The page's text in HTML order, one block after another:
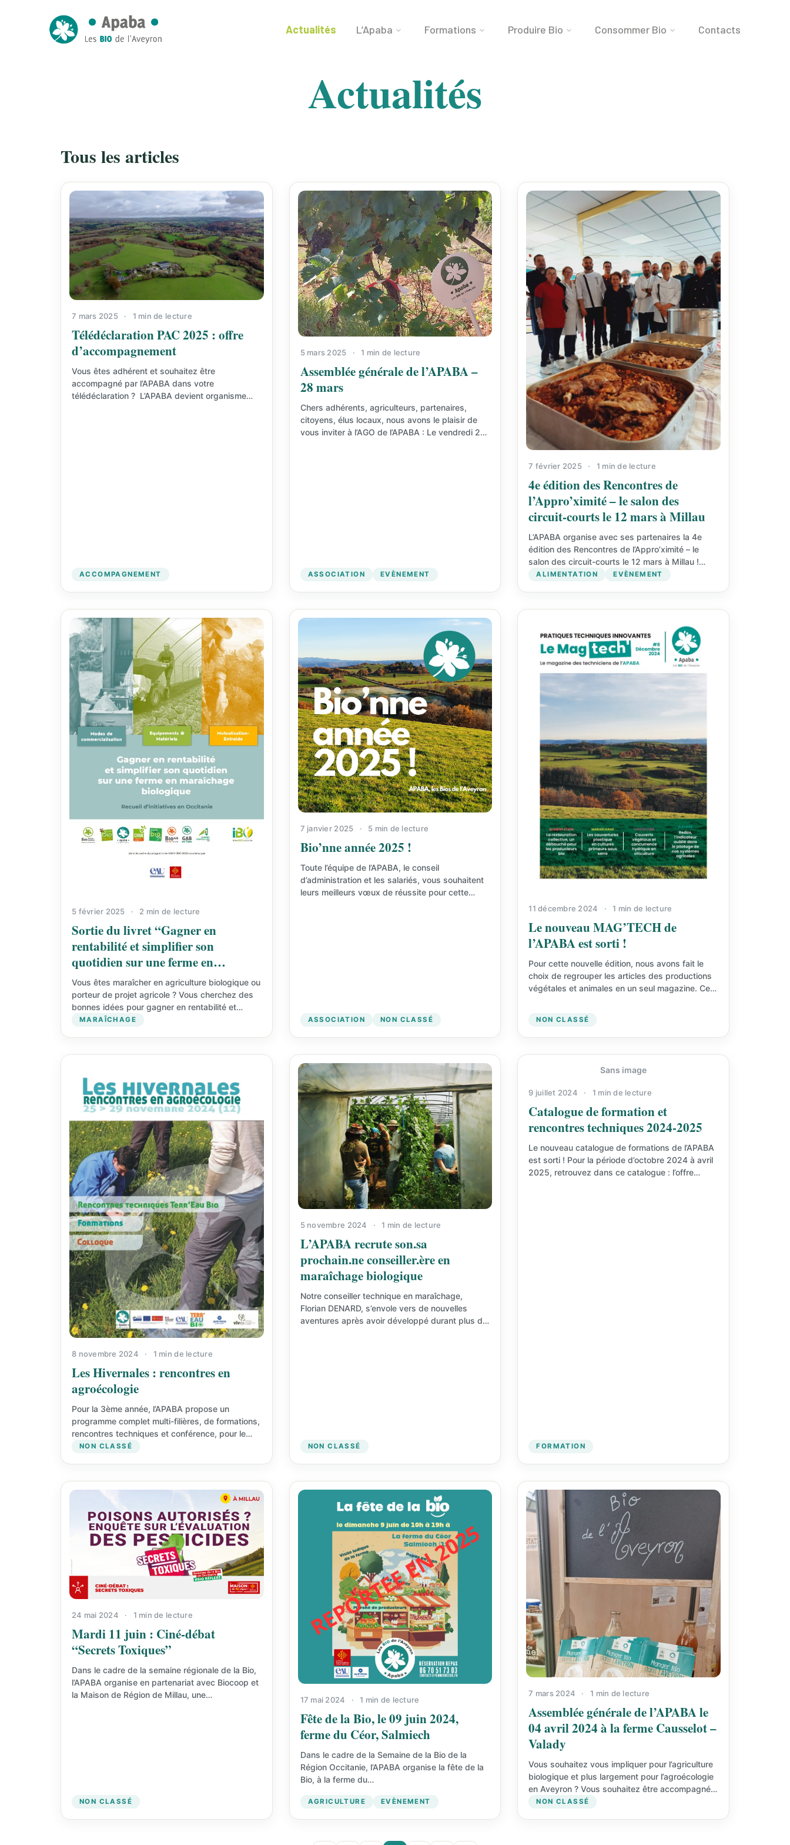
Actualités L’Apaba Formations Produire Bio Consommer Bio Contacts
Actualités
Tous les articles
7 mars 2025 · 1 min de lecture
Télédéclaration PAC 2025 : offre
d’accompagnement
Vous êtes adhérent et souhaitez être
accompagné par l’APABA dans votre
télédéclaration ? L’APABA devient organisme
ACCOMPAGNEMENT
5 mars 2025 · 1 min de lecture
Assemblée générale de l’APABA –
28 mars
Chers adhérents, agriculteurs, partenaires,
citoyens, élus locaux, nous avons le plaisir de
vous inviter à l’AGO de l’APABA : Le vendredi 28
ASSOCIATION EVÈNEMENT
7 février 2025 · 1 min de lecture
4e édition des Rencontres de
l’Appro’ximité – le salon des
circuit-courts le 12 mars à Millau
L’APABA organise avec ses partenaires la 4e
édition des Rencontres de l’Appro’ximité – le
salon des circuit-courts le 12 mars à Millau !
Toutes…
ALIMENTATION EVÈNEMENT
5 février 2025 · 2 min de lecture
Sortie du livret “Gagner en
rentabilité et simplifier son
quotidien sur une ferme en
maraîchage biologique”
Vous êtes maraîcher en agriculture biologique ou
porteur de projet agricole ? Vous cherchez des
bonnes idées pour gagner en rentabilité et
développer votre…
MARAÎCHAGE
7 janvier 2025 · 5 min de lecture
Bio’nne année 2025 !
Toute l’équipe de l’APABA, le conseil
d’administration et les salariés, vous souhaitent
leurs meilleurs vœux de réussite pour cette
ASSOCIATION NON CLASSÉ
11 décembre 2024 · 1 min de lecture
Le nouveau MAG’TECH de
l’APABA est sorti !
Pour cette nouvelle édition, nous avons fait le
choix de regrouper les articles des productions
végétales et animales en un seul magazine. Cela
NON CLASSÉ
8 novembre 2024 · 1 min de lecture
Les Hivernales : rencontres en
agroécologie
Pour la 3ème année, l’APABA propose un
programme complet multi-filières, de formations,
rencontres techniques et conférence, pour le
public agricole, durant la semaine du…
NON CLASSÉ
5 novembre 2024 · 1 min de lecture
L’APABA recrute son.sa
prochain.ne conseiller.ère en
maraîchage biologique
Notre conseiller technique en maraîchage,
Florian DENARD, s’envole vers de nouvelles
aventures après avoir développé durant plus de
NON CLASSÉ
Sans image
9 juillet 2024 · 1 min de lecture
Catalogue de formation et
rencontres techniques 2024-2025
Le nouveau catalogue de formations de l’APABA
est sorti ! Pour la période d’octobre 2024 à avril
2025, retrouvez dans ce catalogue : l’offre…
FORMATION
24 mai 2024 · 1 min de lecture
Mardi 11 juin : Ciné-débat
“Secrets Toxiques”
Dans le cadre de la semaine régionale de la Bio,
l’APABA organise en partenariat avec Biocoop et
la Maison de Région de Millau, une…
NON CLASSÉ
17 mai 2024 · 1 min de lecture
Fête de la Bio, le 09 juin 2024,
ferme du Céor, Salmiech
Dans le cadre de la Semaine de la Bio de la
Région Occitanie, l’APABA organise la fête de la
Bio, à la ferme du…
AGRICULTURE EVÈNEMENT
7 mars 2024 · 1 min de lecture
Assemblée générale de l’APABA le
04 avril 2024 à la ferme Causselot –
Valady
Vous souhaitez vous impliquer pour l’agriculture
biologique et plus largement pour l’agroécologie
en Aveyron ? Vous souhaitez être accompagné
par les techniciens de l’APABA…
NON CLASSÉ